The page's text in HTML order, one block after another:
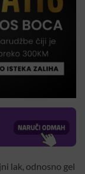
lak, odnosno gel